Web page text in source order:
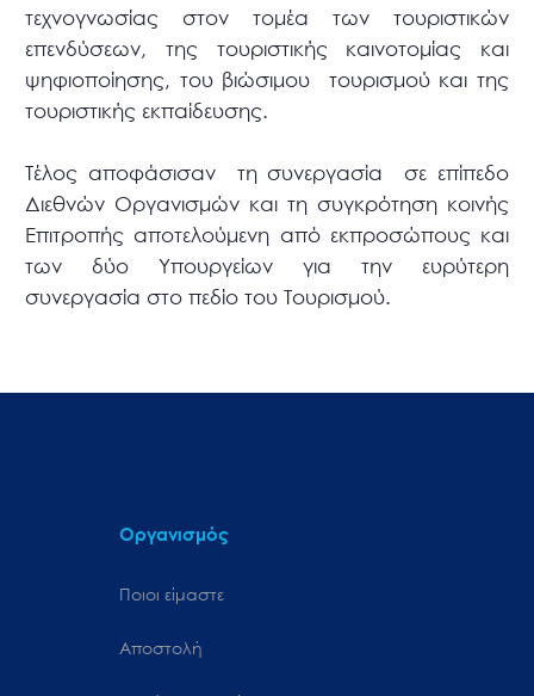
τεχνογνωσίας στον τομέα των τουριστικών
επενδύσεων, της τουριστικής καινοτομίας και
ψηφιοποίησης, του βιώσιμου τουρισμού και της
τουριστικής εκπαίδευσης.
Τέλος αποφάσισαν τη συνεργασία σε επίπεδο
Διεθνών Οργανισμών και τη συγκρότηση κοινής
Επιτροπής αποτελούμενη από εκπροσώπους και
των δύο Υπουργείων για την ευρύτερη
συνεργασία στο πεδίο του Τουρισμού.
Οργανισμός
Ποιοι είμαστε
Αποστολή